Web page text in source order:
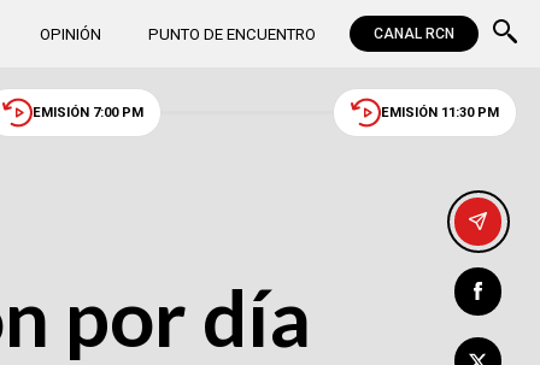
OPINIÓN PUNTO DE ENCUENTRO CANAL RCN
EMISIÓN 7:00 PM EMISIÓN 11:30 PM
por día